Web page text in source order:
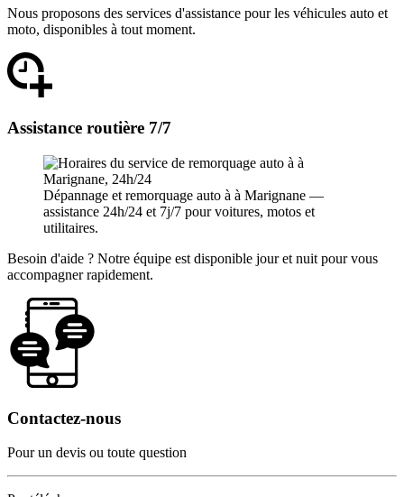
Nous proposons des services d'assistance pour les véhicules auto et
moto, disponibles à tout moment.
Assistance routière 7/7
Dépannage et remorquage auto à à Marignane —
assistance 24h/24 et 7j/7 pour voitures, motos et
utilitaires.
Besoin d'aide ? Notre équipe est disponible jour et nuit pour vous
accompagner rapidement.
Contactez-nous
Pour un devis ou toute question